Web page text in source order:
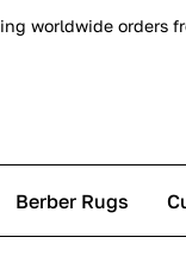
worldwide orders
Berber Rugs